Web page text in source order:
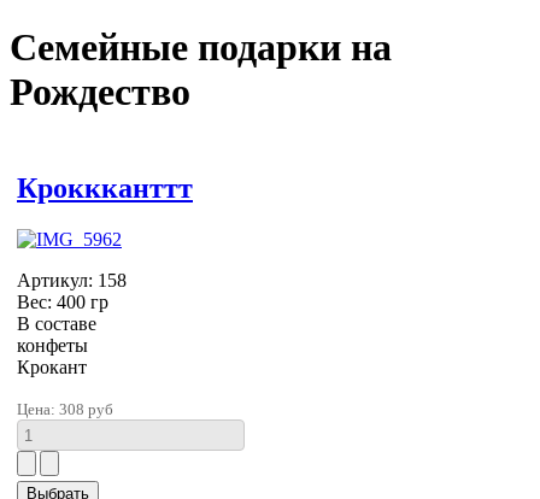
Семейные подарки на
Рождество
Кроккканттт
Артикул: 158
Вес: 400 гр
В составе
конфеты
Крокант
Цена: 308 руб